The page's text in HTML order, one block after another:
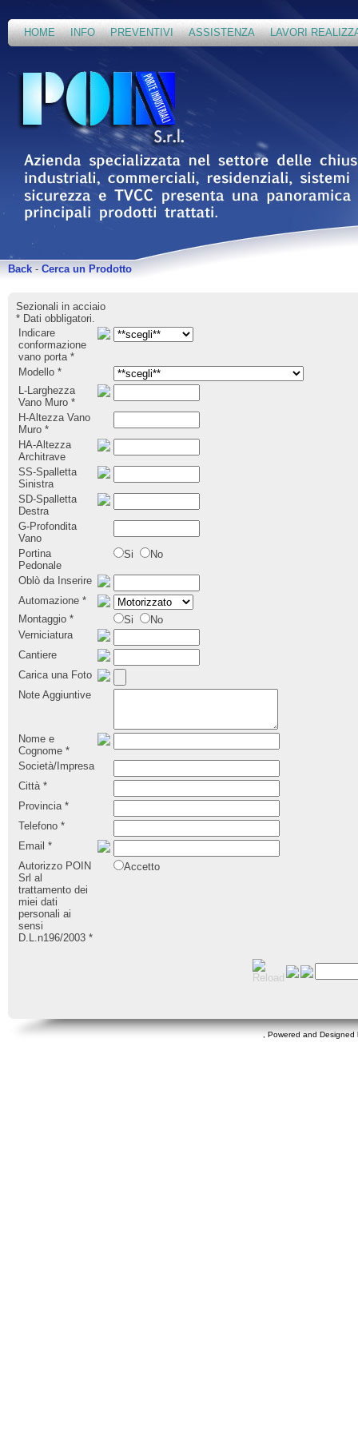
HOME INFO PREVENTIVI ASSISTENZA LAVORI
Back - Cerca un Prodotto
Sezionali in acciaio
* Dati obbligatori.
Indicare
conformazione
vano porta *
Modello *
L-Larghezza
Vano Muro *
H-Altezza Vano
Muro *
HA-Altezza
Architrave
SS-Spalletta
Sinistra
SD-Spalletta
Destra
G-Profondita
Vano
Portina
Pedonale
Si No
Oblò da Inserire
Automazione *
Montaggio * Si
No
Verniciatura
Cantiere
Carica una Foto
Note Aggiuntive
Nome e
Cognome *
Società/Impresa
Città *
Provincia *
Telefono *
Email *
Autorizzo POIN
Srl al
trattamento dei
miei dati
personali ai
sensi
D.L.n196/2003 *
Accetto
, Powered and